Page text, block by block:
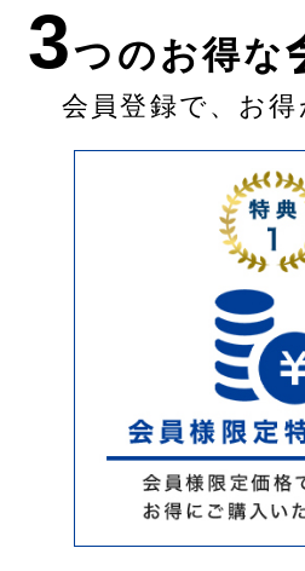
3つのお得な
会員登録で、お得